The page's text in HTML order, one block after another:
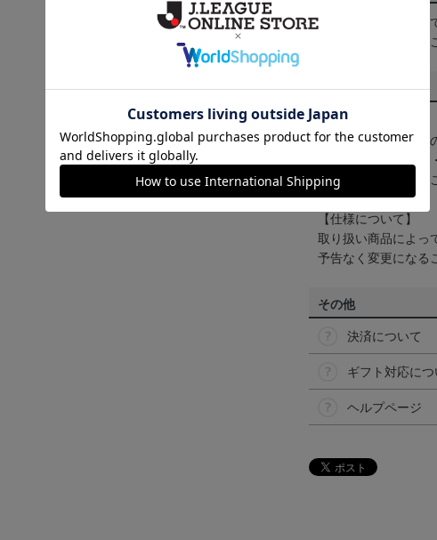
一部商品はメール便
商品について
【カラーについて】
商品画像は、お使い
ンのメーカー・機
なって見える場合が
【仕様について】
取り扱い商品によっ
予告なく変更になる
その他
決済について
ギフト対応に
ヘルプページ